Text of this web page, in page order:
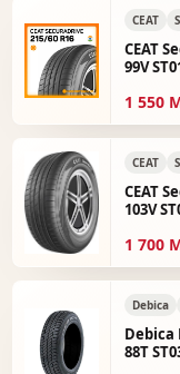
CEAT
CEAT
99V
1 550
CEAT
CEAT
103V
1 700
Debica
Debica
88T